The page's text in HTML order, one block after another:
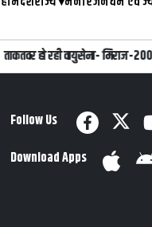
ताकतवर हो रही वायुसेना- मिराज-
Follow Us
Download Apps